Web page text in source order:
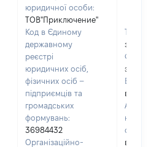
юридичної особи:
ТОВ"Приключение"
Код в Єдиному
державному
реєстрі
юридичних осіб,
фізичних осіб –
підприємців та
громадських
формувань:
36984432
Організаційно-
Факс:
Email:
Адреса
вул.